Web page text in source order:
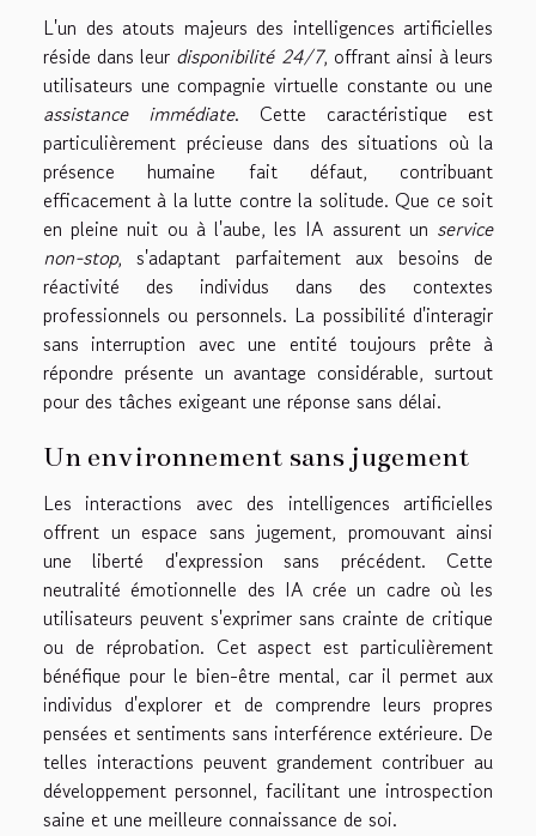
L'un des atouts majeurs des intelligences artificielles
réside dans leur disponibilité 24/7, offrant ainsi à leurs
utilisateurs une compagnie virtuelle constante ou une
assistance immédiate. Cette caractéristique est
particulièrement précieuse dans des situations où la
présence humaine fait défaut, contribuant
efficacement à la lutte contre la solitude. Que ce soit
en pleine nuit ou à l'aube, les IA assurent un service
non-stop, s'adaptant parfaitement aux besoins de
réactivité des individus dans des contextes
professionnels ou personnels. La possibilité d'interagir
sans interruption avec une entité toujours prête à
répondre présente un avantage considérable, surtout
pour des tâches exigeant une réponse sans délai.
Un environnement sans jugement
Les interactions avec des intelligences artificielles
offrent un espace sans jugement, promouvant ainsi
une liberté d'expression sans précédent. Cette
neutralité émotionnelle des IA crée un cadre où les
utilisateurs peuvent s'exprimer sans crainte de critique
ou de réprobation. Cet aspect est particulièrement
bénéfique pour le bien-être mental, car il permet aux
individus d'explorer et de comprendre leurs propres
pensées et sentiments sans interférence extérieure. De
telles interactions peuvent grandement contribuer au
développement personnel, facilitant une introspection
saine et une meilleure connaissance de soi.